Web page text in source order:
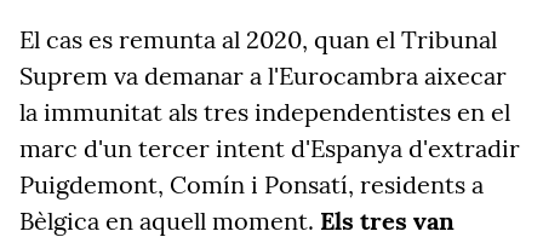
El cas es remunta al 2020, quan el Tribunal
Suprem va demanar a l'Eurocambra aixecar
la immunitat als tres independentistes en el
marc d'un tercer intent d'Espanya d'extradir
Puigdemont, Comín i Ponsatí, residents a
Bèlgica en aquell moment. Els tres van